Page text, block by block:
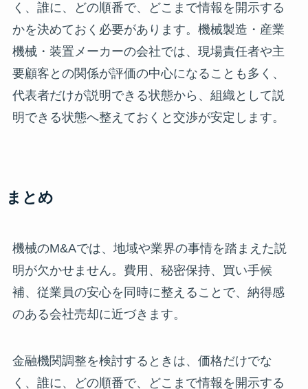
く、誰に、どの順番で、どこまで情報を開示する
かを決めておく必要があります。機械製造・産業
機械・装置メーカーの会社では、現場責任者や主
要顧客との関係が評価の中心になることも多く、
代表者だけが説明できる状態から、組織として説
明できる状態へ整えておくと交渉が安定します。
まとめ
機械のM&Aでは、地域や業界の事情を踏まえた説
明が欠かせません。費用、秘密保持、買い手候
補、従業員の安心を同時に整えることで、納得感
のある会社売却に近づきます。
金融機関調整を検討するときは、価格だけでな
く、誰に、どの順番で、どこまで情報を開示する